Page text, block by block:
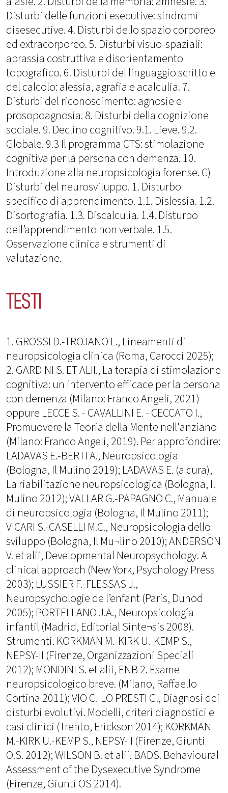
Disturbi delle funzioni esecutive: sindromi
disesecutive. 4. Disturbi dello spazio corporeo
ed extracorporeo. 5. Disturbi visuo-spaziali:
aprassia costruttiva e disorientamento
topografico. 6. Disturbi del linguaggio scritto e
del calcolo: alessia, agrafia e acalculia. 7.
Disturbi del riconoscimento: agnosie e
prosopoagnosia. 8. Disturbi della cognizione
sociale. 9. Declino cognitivo. 9.1. Lieve. 9.2.
Globale. 9.3 Il programma CTS: stimolazione
cognitiva per la persona con demenza. 10.
Introduzione alla neuropsicologia forense. C)
Disturbi del neurosviluppo. 1. Disturbo
specifico di apprendimento. 1.1. Dislessia. 1.2.
Disortografia. 1.3. Discalculia. 1.4. Disturbo
dell’apprendimento non verbale. 1.5.
Osservazione clinica e strumenti di
valutazione.
TESTI
1. GROSSI D.-TROJANO L., Lineamenti di
neuropsicologia clinica (Roma, Carocci 2025);
2. GARDINI S. ET ALII., La terapia di stimolazione
cognitiva: un intervento efficace per la persona
con demenza (Milano: Franco Angeli, 2021)
oppure LECCE S. - CAVALLINI E. - CECCATO I.,
Promuovere la Teoria della Mente nell'anziano
(Milano: Franco Angeli, 2019). Per approfondire:
LADAVAS E.-BERTI A., Neuropsicologia
(Bologna, Il Mulino 2019); LADAVAS E. (a cura),
La riabilitazione neuropsicologica (Bologna, Il
Mulino 2012); VALLAR G.-PAPAGNO C., Manuale
di neuropsicologia (Bologna, Il Mulino 2011);
VICARI S.-CASELLI M.C., Neuropsicologia dello
sviluppo (Bologna, Il Mu¬lino 2010); ANDERSON
V. et alii, Developmental Neuropsychology. A
clinical approach (New York, Psychology Press
2003); LUSSIER F.-FLESSAS J.,
Neuropsychologie de l’enfant (Paris, Dunod
2005); PORTELLANO J.A., Neuropsicología
infantil (Madrid, Editorial Sinte¬sis 2008).
Strumenti. KORKMAN M.-KIRK U.-KEMP S.,
NEPSY-II (Firenze, Organizzazioni Speciali
2012); MONDINI S. et alii, ENB 2. Esame
neuropsicologico breve. (Milano, Raffaello
Cortina 2011); VIO C.-LO PRESTI G., Diagnosi dei
disturbi evolutivi. Modelli, criteri diagnostici e
casi clinici (Trento, Erickson 2014); KORKMAN
M.-KIRK U.-KEMP S., NEPSY-II (Firenze, Giunti
O.S. 2012); WILSON B. et alii. BADS. Behavioural
Assessment of the Dysexecutive Syndrome
(Firenze, Giunti OS 2014).